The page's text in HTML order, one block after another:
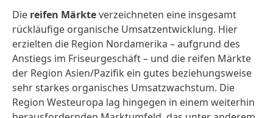
Die reifen Märkteverzeichneten eine insgesamt
rückläufige organische Umsatzentwicklung. Hier
erzielten die Region Nordamerika – aufgrund des
Anstiegs im Friseurgeschäft – und die reifen Märkte
der Region Asien/Pazifik ein gutes beziehungsweise
sehr starkes organisches Umsatzwachstum. Die
Region Westeuropa lag hingegen in einem weiterhin